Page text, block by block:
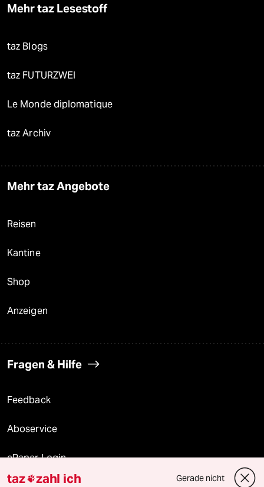
Mehr taz Lesestoff
taz Blogs
taz FUTURZWEI
Le Monde diplomatique
taz Archiv
Mehr taz Angebote
Reisen
Kantine
Shop
Anzeigen
Fragen & Hilfe
Feedback
Aboservice
ePaper Login
taz zahl ich Gerade nicht